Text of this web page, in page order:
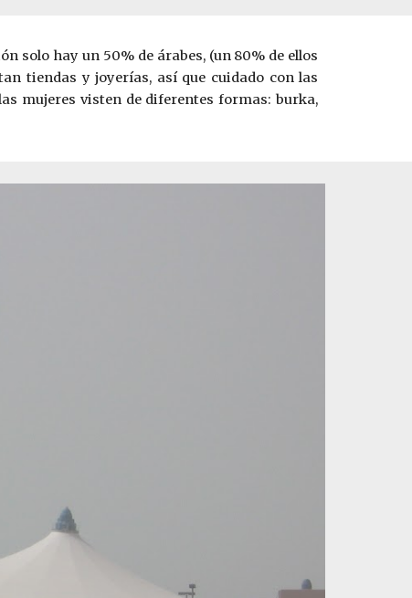
solo hay un 50% de árabes, (un 80% de ellos
tiendas y joyerías, así que cuidado con las
mujeres visten de diferentes formas: burka,